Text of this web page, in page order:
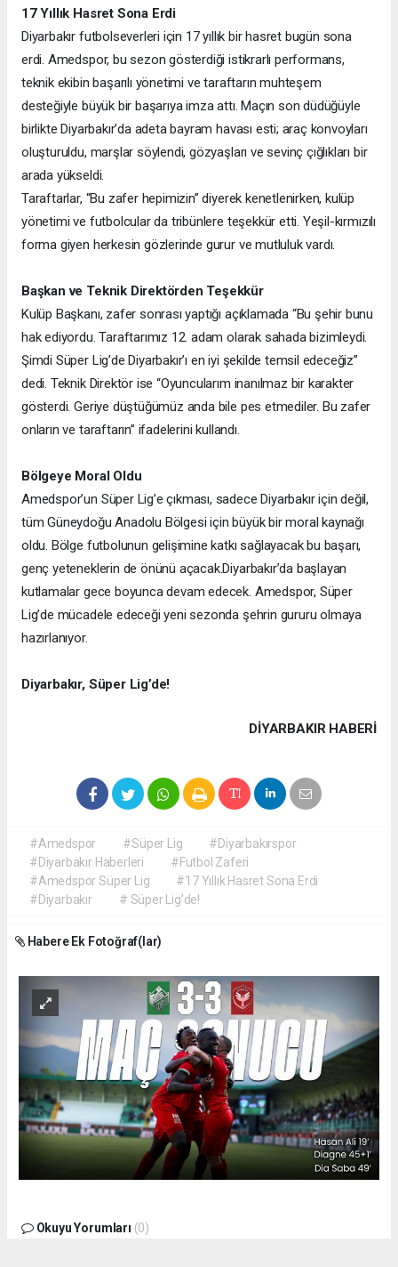
17 Yıllık Hasret Sona Erdi
Diyarbakır futbolseverleri için 17 yıllık bir hasret bugün sona
erdi. Amedspor, bu sezon gösterdiği istikrarlı performans,
teknik ekibin başarılı yönetimi ve taraftarın muhteşem
desteğiyle büyük bir başarıya imza attı. Maçın son düdüğüyle
birlikte Diyarbakır’da adeta bayram havası esti; araç konvoyları
oluşturuldu, marşlar söylendi, gözyaşları ve sevinç çığlıkları bir
arada yükseldi.
Taraftarlar, “Bu zafer hepimizin” diyerek kenetlenirken, kulüp
yönetimi ve futbolcular da tribünlere teşekkür etti. Yeşil-kırmızılı
forma giyen herkesin gözlerinde gurur ve mutluluk vardı.
Başkan ve Teknik Direktörden Teşekkür
Kulüp Başkanı, zafer sonrası yaptığı açıklamada “Bu şehir bunu
hak ediyordu. Taraftarımız 12. adam olarak sahada bizimleydi.
Şimdi Süper Lig’de Diyarbakır’ı en iyi şekilde temsil edeceğiz”
dedi. Teknik Direktör ise “Oyuncularım inanılmaz bir karakter
gösterdi. Geriye düştüğümüz anda bile pes etmediler. Bu zafer
onların ve taraftarın” ifadelerini kullandı.
Bölgeye Moral Oldu
Amedspor’un Süper Lig’e çıkması, sadece Diyarbakır için değil,
tüm Güneydoğu Anadolu Bölgesi için büyük bir moral kaynağı
oldu. Bölge futbolunun gelişimine katkı sağlayacak bu başarı,
genç yeteneklerin de önünü açacak.Diyarbakır’da başlayan
kutlamalar gece boyunca devam edecek. Amedspor, Süper
Lig’de mücadele edeceği yeni sezonda şehrin gururu olmaya
hazırlanıyor.
Diyarbakır, Süper Lig’de!
DIYARBAKIR HABERİ
#Amedspor #Süper Lig
#Diyarbakırspor
#Diyarbakır Haberleri
#Futbol Zaferi
#Amedspor Süper Lig
#17 Yıllık Hasret Sona Erdi
#Diyarbakır
# Süper Lig’de!
Habere Ek Fotoğraf(lar)
Okuyu Yorumları (0)